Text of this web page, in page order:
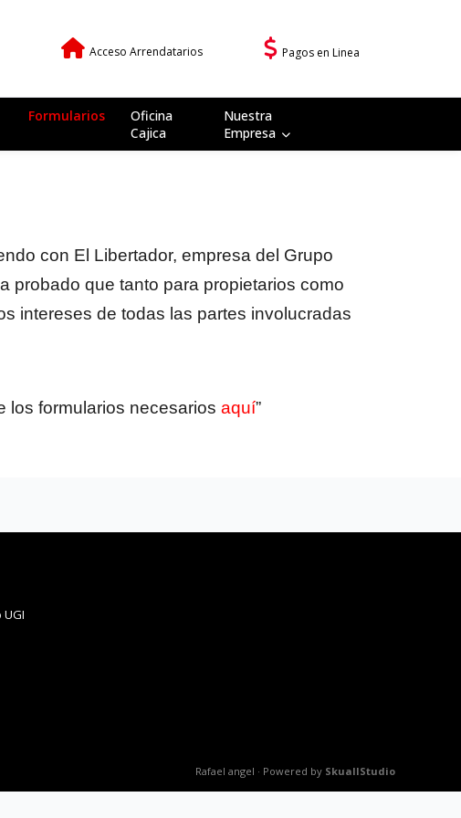
Acceso Arrendatarios Pagos en Linea
Formularios
Oficina
Cajica
Nuestra
Empresa
con El Libertador, empresa del Grupo
probado que tanto para propietarios como
intereses de todas las partes involucradas
los formularios necesarios aquí”
UGI
Rafael angel · Powered by SkuallStudio